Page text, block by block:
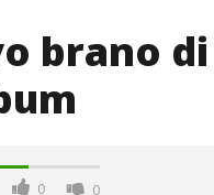
brano di
0 0